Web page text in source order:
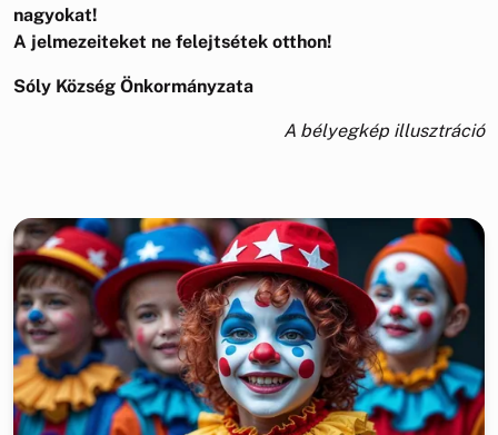
nagyokat!
A jelmezeiteket ne felejtsétek otthon!
Sóly Község Önkormányzata
A bélyegkép illusztráció